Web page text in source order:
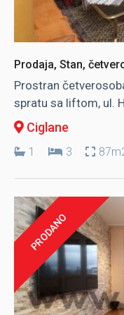
Prodaja, Stan,
Prostran
spratu sa liftom, ul.
Ciglane
1 3
PRODANO